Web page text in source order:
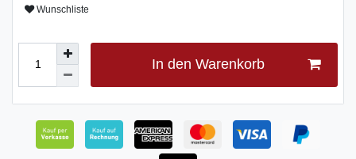
Wunschliste
In den Warenkorb